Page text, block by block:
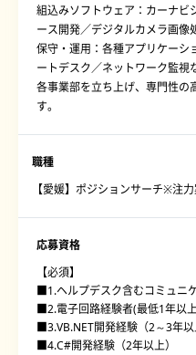
組込みソフトウェア：カーナビ
ース開発／デジタルカメラ画像
保守・運用：各種アプリケーシ
ートデスク／ネットワーク監視
各事業部を立ち上げ、専門性の
す。
職種
【愛媛】ポジションサーチ※注
応募資格
【必須】
■1.ヘルプデスク含むコミュニ
■2.電子回路経験者(最低1年以
■3.VB.NET開発経験（2～3年以
■4.C#開発経験（2年以上）